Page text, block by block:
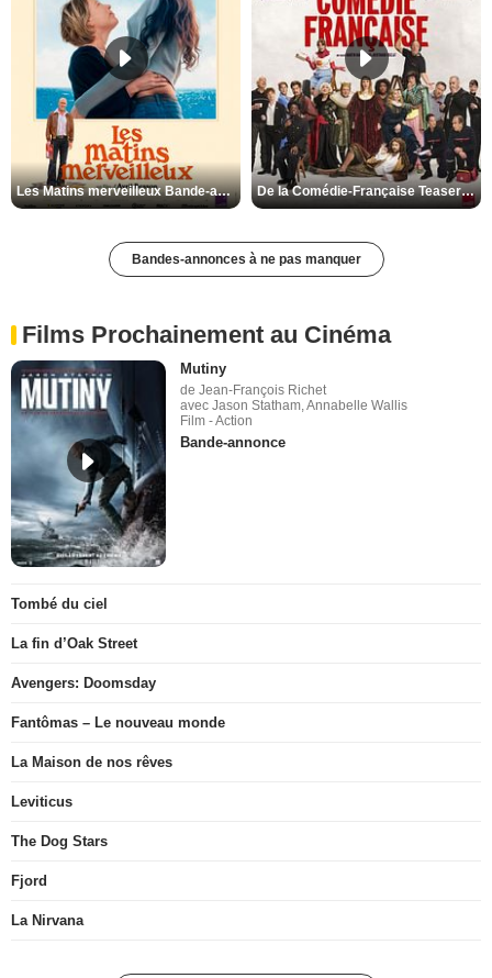
Les Matins merveilleux Bande-annonce VF De la Comédie-Française Teaser VF
Bandes-annonces à ne pas manquer
Films Prochainement au Cinéma
Mutiny
de Jean-François Richet
avec Jason Statham, Annabelle Wallis
Film - Action
Bande-annonce
Tombé du ciel
La fin d’Oak Street
Avengers: Doomsday
Fantômas – Le nouveau monde
La Maison de nos rêves
Leviticus
The Dog Stars
Fjord
La Nirvana